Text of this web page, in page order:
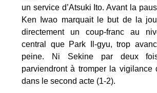
un service d’Atsuki Ito. Avant la
Ken Iwao marquait le but de la
directement un coup-franc au
central que Park Il-gyu, trop
peine. Ni Sekine par deux
parviendront à tromper la vigilance
dans le second acte (1-2).